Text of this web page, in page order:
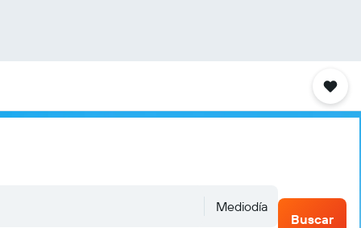
Mediodía
Buscar